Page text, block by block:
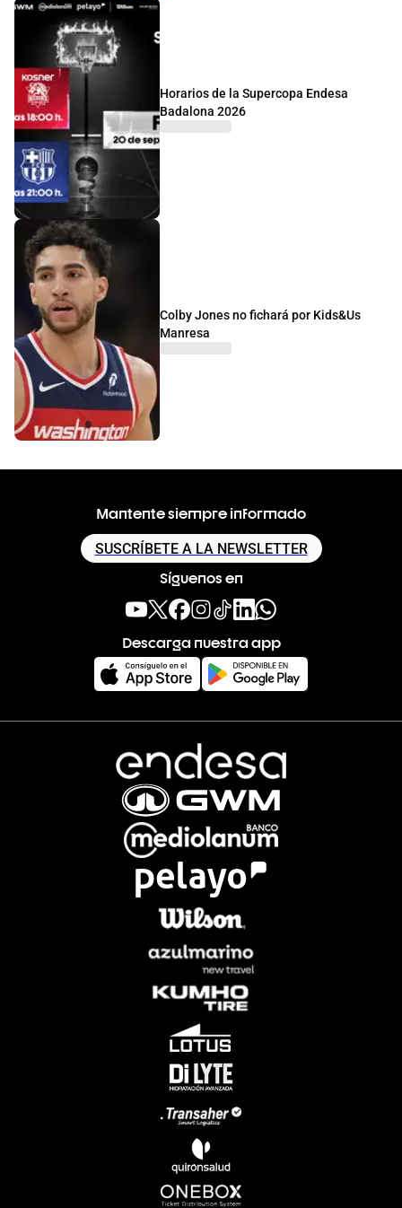
Horarios de la Supercopa Endesa
Badalona 2026
Colby Jones no fichará por Kids&Us
Manresa
Mantente siempre informado
SUSCRÍBETE A LA NEWSLETTER
Síguenos en
Descarga nuestra app